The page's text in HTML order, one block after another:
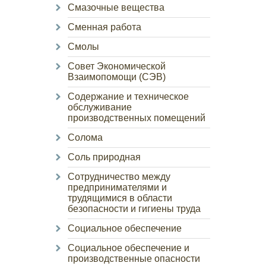
Смазочные вещества
Сменная работа
Смолы
Совет Экономической
Взаимопомощи (СЭВ)
Содержание и техническое
обслуживание
производственных помещений
Солома
Соль природная
Сотрудничество между
предпринимателями и
трудящимися в области
безопасности и гигиены труда
Социальное обеспечение
Социальное обеспечение и
производственные опасности